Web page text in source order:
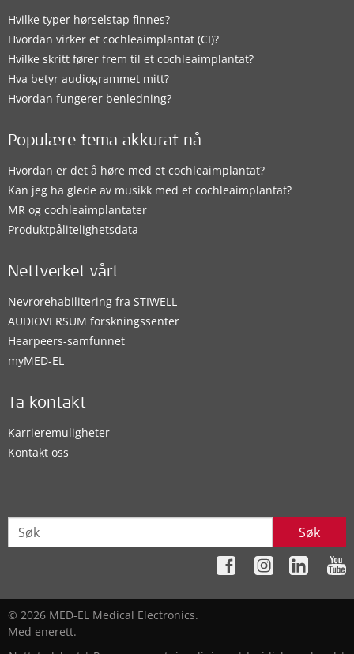
Hvilke typer hørselstap finnes?
Hvordan virker et cochleaimplantat (CI)?
Hvilke skritt fører frem til et cochleaimplantat?
Hva betyr audiogrammet mitt?
Hvordan fungerer benledning?
Populære tema akkurat nå
Hvordan er det å høre med et cochleaimplantat?
Kan jeg ha glede av musikk med et cochleaimplantat?
MR og cochleaimplantater
Produktpålitelighetsdata
Nettverket vårt
Nevrorehabilitering fra STIWELL
AUDIOVERSUM forskningssenter
Hearpeers-samfunnet
myMED‑EL
Ta kontakt
Karrieremuligheter
Kontakt oss
Søk
© 2026 MED-EL Medical Electronics.
Med enerett.